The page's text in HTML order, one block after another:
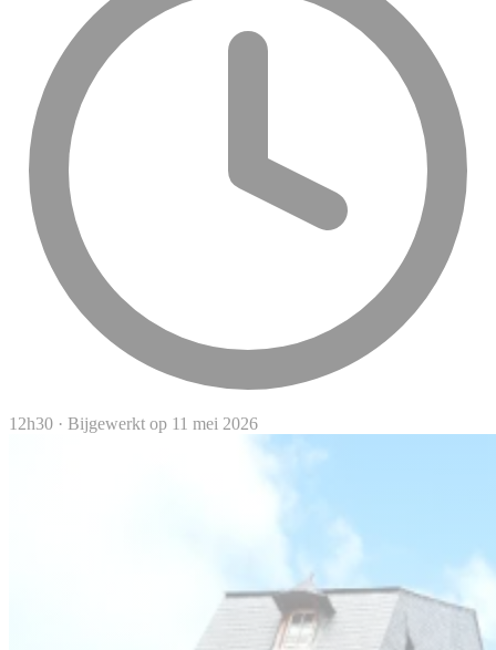
12h30 · Bijgewerkt op 11 mei 2026